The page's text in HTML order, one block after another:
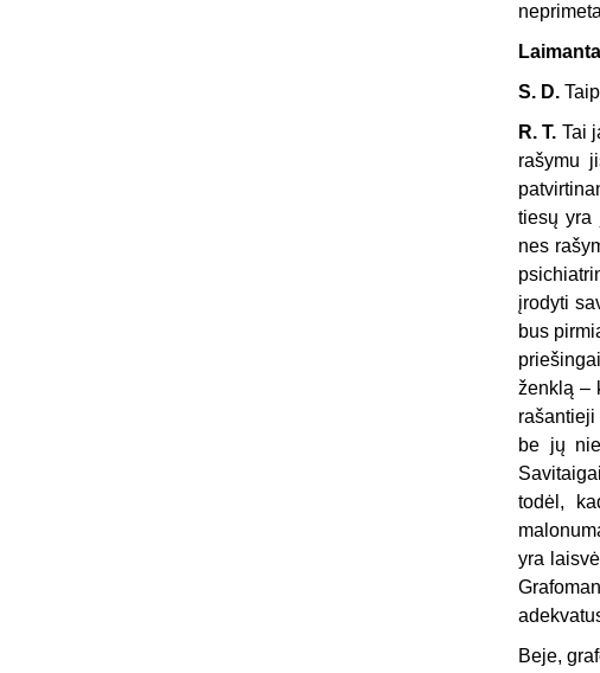
S. D.
R. T. Tai
rašymu
tiesų yra
nes
įrodyti
bus
ženklą –
be jų
todėl,
yra
Beje,